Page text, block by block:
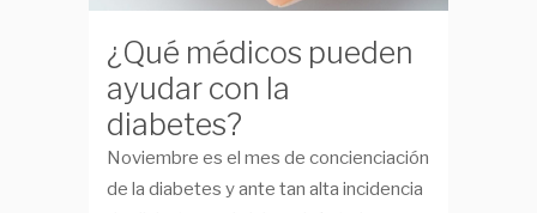
¿Qué médicos pueden
ayudar con la
diabetes?
Noviembre es el mes de concienciación
de la diabetes y ante tan alta incidencia